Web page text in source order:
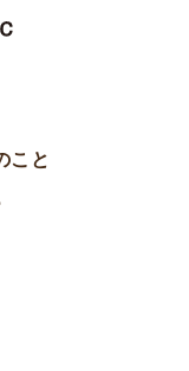
こと